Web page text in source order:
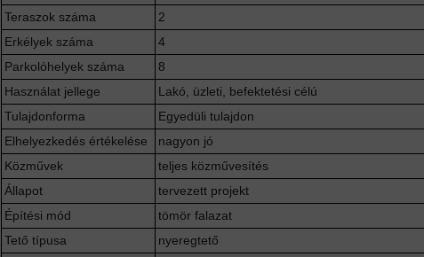
Teraszok száma
2
Erkélyek száma
4
Parkolóhelyek száma
8
Használat jellege
Lakó, üzleti, befektetési célú
Tulajdonforma
Egyedüli tulajdon
Elhelyezkedés értékelése
nagyon jó
Közművek
teljes közművesítés
Állapot
tervezett projekt
Építési mód
tömör falazat
Tető típusa
nyeregtető